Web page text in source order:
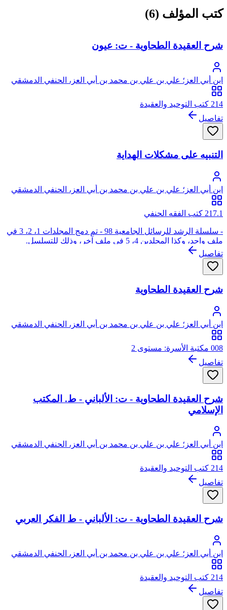
كتب المؤلف (6)
شرح العقيدة الطحاوية - ت: عيون
ابن أبي العز؛ علي بن علي بن محمد بن أبي العز، الحنفي الدمشقي
214 كتب التوحيد والعقيدة
تفاصيل
التنبيه على مشكلات الهداية
ابن أبي العز؛ علي بن علي بن محمد بن أبي العز، الحنفي الدمشقي
217.1 كتب الفقه الحنفي
- سلسلة الرشد للرسائل الجامعية 98 - تم دمج المجلدات 1، 2، 3 في
ملف واحد، وكذا المجلدين 4، 5 في ملف آخر، وذلك للتسلسل.
تفاصيل
شرح العقيدة الطحاوية
ابن أبي العز؛ علي بن علي بن محمد بن أبي العز، الحنفي الدمشقي
008 مكتبة الأسرة: مستوى 2
تفاصيل
شرح العقيدة الطحاوية - ت: الألباني - ط. المكتب
الإسلامي
ابن أبي العز؛ علي بن علي بن محمد بن أبي العز، الحنفي الدمشقي
214 كتب التوحيد والعقيدة
تفاصيل
شرح العقيدة الطحاوية - ت: الألباني - ط الفكر العربي
ابن أبي العز؛ علي بن علي بن محمد بن أبي العز، الحنفي الدمشقي
214 كتب التوحيد والعقيدة
تفاصيل